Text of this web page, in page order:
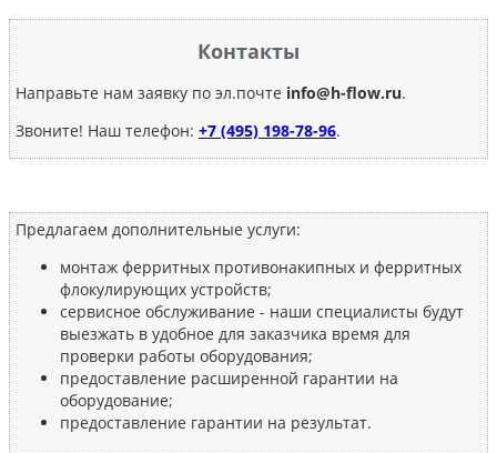
Контакты
Направьте нам заявку по эл.почте info@h-flow.ru.
Звоните! Наш телефон: +7 (495) 198-78-96.
Предлагаем дополнительные услуги:
монтаж ферритных противонакипных и ферритных
флокулирующих устройств;
сервисное обслуживание - наши специалисты будут
выезжать в удобное для заказчика время для
проверки работы оборудования;
предоставление расширенной гарантии на
оборудование;
предоставление гарантии на результат.